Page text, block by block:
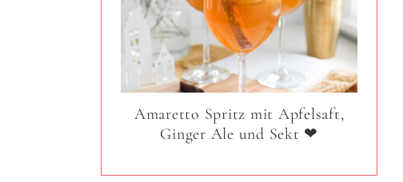
Amaretto Spritz mit Apfelsaft,
Ginger Ale und Sekt ❤